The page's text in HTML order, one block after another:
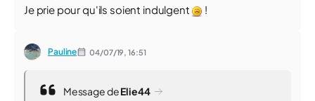
Je prie pour qu'ils soient indulgent
!
Pauline 04/07/19,16:51
Message deElie44